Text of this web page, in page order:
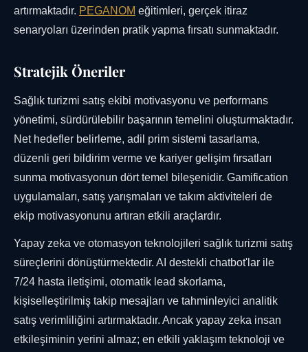
artırmaktadır. PEGANOM eğitimleri, gerçek itiraz
senaryoları üzerinden pratik yapma fırsatı sunmaktadır.
Stratejik Öneriler
Sağlık turizmi satış ekibi motivasyonu ve performans
yönetimi, sürdürülebilir başarının temelini oluşturmaktadır.
Net hedefler belirleme, adil prim sistemi tasarlama,
düzenli geri bildirim verme ve kariyer gelişim fırsatları
sunma motivasyonun dört temel bileşenidir. Gamification
uygulamaları, satış yarışmaları ve takım aktiviteleri de
ekip motivasyonunu artıran etkili araçlardır.
Yapay zeka ve otomasyon teknolojileri sağlık turizmi satış
süreçlerini dönüştürmektedir. AI destekli chatbot'lar ile
7/24 hasta iletişimi, otomatik lead skorlama,
kişiselleştirilmiş takip mesajları ve tahminleyici analitik
satış verimliliğini artırmaktadır. Ancak yapay zeka insan
etkileşiminin yerini almaz; en etkili yaklaşım teknoloji ve